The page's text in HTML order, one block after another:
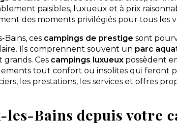
paisibles, luxueux et à prix
des moments privilégiés pour tous les
ces campings de prestige sont
Ils comprennent souvent un parc
Ces campings luxueux possèdent
tout confort ou insolites qui feront
les prestations, les services et offres
les-Bains depuis votre